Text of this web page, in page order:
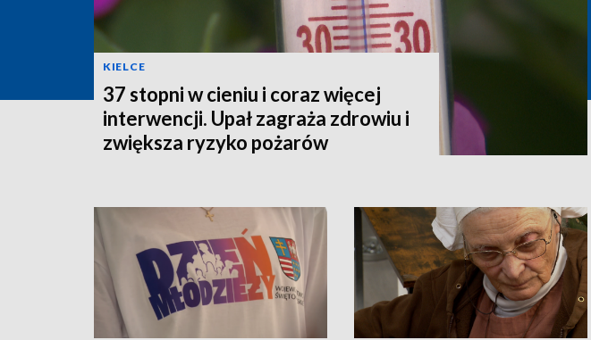
KIELCE
37 stopni w cieniu i coraz więcej
interwencji. Upał zagraża zdrowiu i
zwiększa ryzyko pożarów